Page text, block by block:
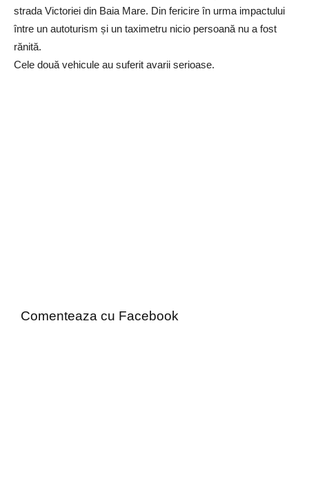
strada Victoriei din Baia Mare. Din fericire în urma impactului
între un autoturism și un taximetru nicio persoană nu a fost
rănită.
Cele două vehicule au suferit avarii serioase.
Comenteaza cu Facebook